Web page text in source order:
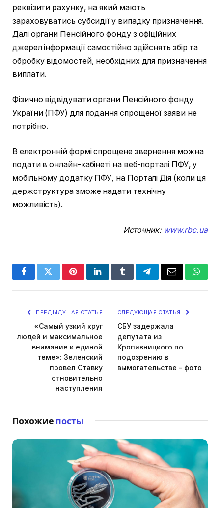
реквізити рахунку, на який мають
зараховуватись субсидії у випадку призначення.
Далі органи Пенсійного фонду з офіційних
джерел інформації самостійно здійснять збір та
обробку відомостей, необхідних для призначення
виплати.
Фізично відвідувати органи Пенсійного фонду
України (ПФУ) для подання спрощеної заяви не
потрібно.
В електронній формі спрощене звернення можна
подати в онлайн-кабінеті на веб-порталі ПФУ, у
мобільному додатку ПФУ, на Порталі Дія (коли ця
держструктура зможе надати технічну
можливість).
Источник: www.rbc.ua
FacebookTwitterPinterestLinkedInTumblrTelegramEmail
ПРЕДЫДУЩАЯ СТАТЬЯ
«Самый узкий круг
людей и максимальное
внимание к единой
теме»: Зеленский
провел Ставку
отновительно
наступления
СЛЕДУЮЩАЯ СТАТЬЯ
СБУ задержала
депутата из
Кропивницкого по
подозрению в
вымогательстве – фото
Похожие посты